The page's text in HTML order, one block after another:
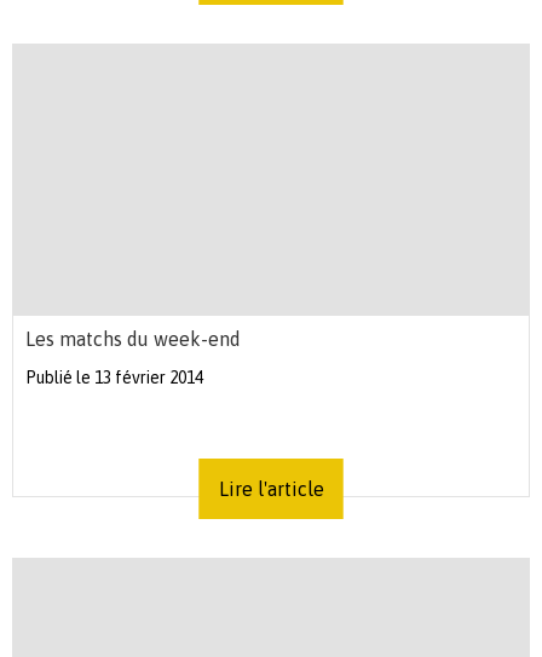
Les matchs du week-end
Publié le 13 février 2014
Lire l'article